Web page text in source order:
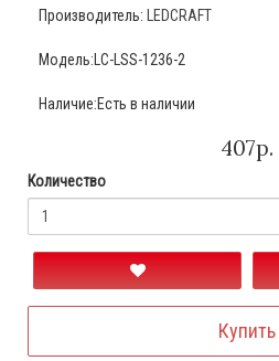
Производитель: LEDCRAFT
Модель:LC-LSS-1236-2
Наличие:Есть в наличии
407р.
Количество
Купить